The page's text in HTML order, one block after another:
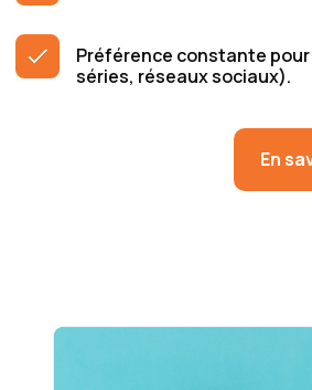
Préférence constante
séries, réseaux sociaux).
En